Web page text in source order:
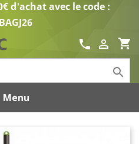
d'achat avec le code :
shopping_cart

call

Menu